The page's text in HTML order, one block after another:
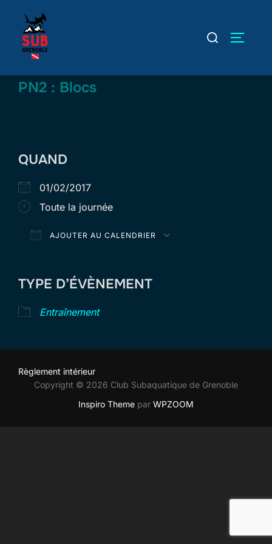
contenu
Rechercher :
PN2 : Blocs
QUAND
01/02/2017
Toute la journée
AJOUTER AU CALENDRIER
TYPE D’ÉVÈNEMENT
Entraînement
Règlement intérieur
Copyright © 2026 Club Subaquatique de Grenoble
Inspiro Theme par WPZOOM